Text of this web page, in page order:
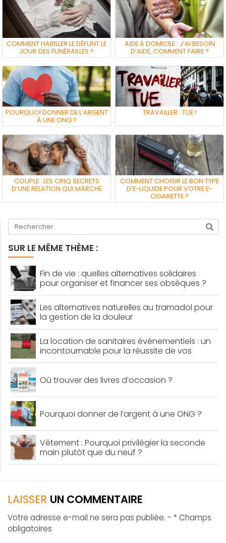
COMMENT HABILLER LE DÉFUNT LE
JOUR DES FUNÉRAILLES ?
AIDE À DOMICILE : J’AI BESOIN
D’AIDE, COMMENT FAIRE ?
POURQUOI DONNER DE L’ARGENT
À UNE ONG ?
TRAVAILLER…TUE !
COUPLE : LES CINQ SECRETS
D’UNE RELATION QUI MARCHE
COMMENT CHOISIR LE BON TYPE
D’E-LIQUIDE POUR VOTRE E-
CIGARETTE ?
Tapez votre recherche
SUR LE MÊME THÈME :
Fin de vie : quelles alternatives solidaires
pour organiser et financer ses obsèques ?
Les alternatives naturelles au tramadol pour
la gestion de la douleur
La location de sanitaires événementiels : un
incontournable pour la réussite de vos
événements
Où trouver des livres d’occasion ?
Pourquoi donner de l’argent à une ONG ?
Vêtement : Pourquoi privilégier la seconde
main plutôt que du neuf ?
LAISSER UN COMMENTAIRE
Votre adresse e-mail ne sera pas publiée. - * Champs
obligatoires